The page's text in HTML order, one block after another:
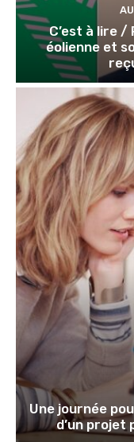
C’est à lire
éolienne et
Une journée
d’un projet